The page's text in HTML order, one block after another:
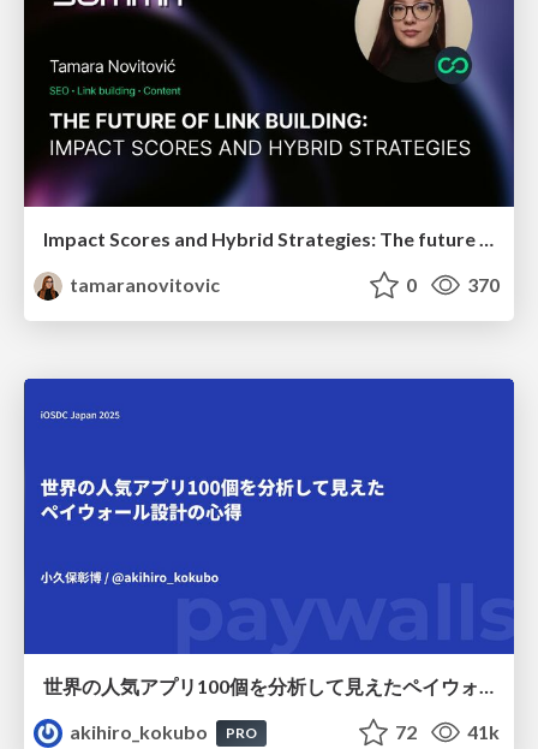
tamaranovitovic
0 370
世界の人気アプリ100個を分析して見えたペイウォール設計の心得
akihiro_kokubo
PRO 72 41k